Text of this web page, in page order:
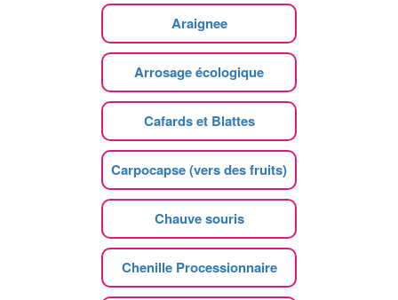
Araignee
Arrosage écologique
Cafards et Blattes
Carpocapse (vers des fruits)
Chauve souris
Chenille Processionnaire